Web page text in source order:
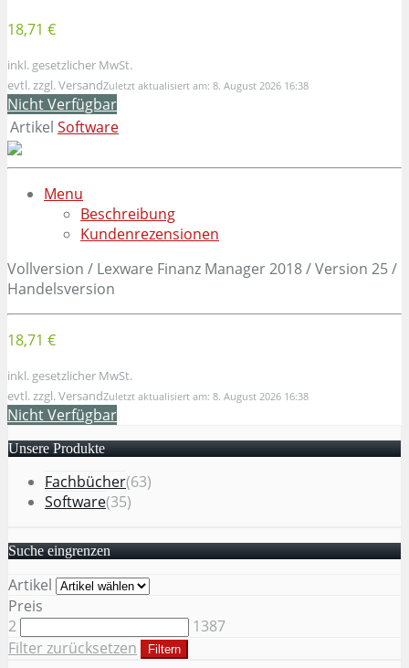
18,71 €
inkl. gesetzlicher MwSt.
evtl. zzgl. VersandZuletzt aktualisiert am: 8. August 2026 16:38
Nicht Verfügbar
Artikel Software
Menu
Beschreibung
Kundenrezensionen
Vollversion / Lexware Finanz Manager 2018 / Version 25 /
Handelsversion
18,71 €
inkl. gesetzlicher MwSt.
evtl. zzgl. VersandZuletzt aktualisiert am: 8. August 2026 16:38
Nicht Verfügbar
Unsere Produkte
Fachbücher(63)
Software(35)
Suche eingrenzen
Artikel
Preis
2
1387
Filter zurücksetzen
Filtern